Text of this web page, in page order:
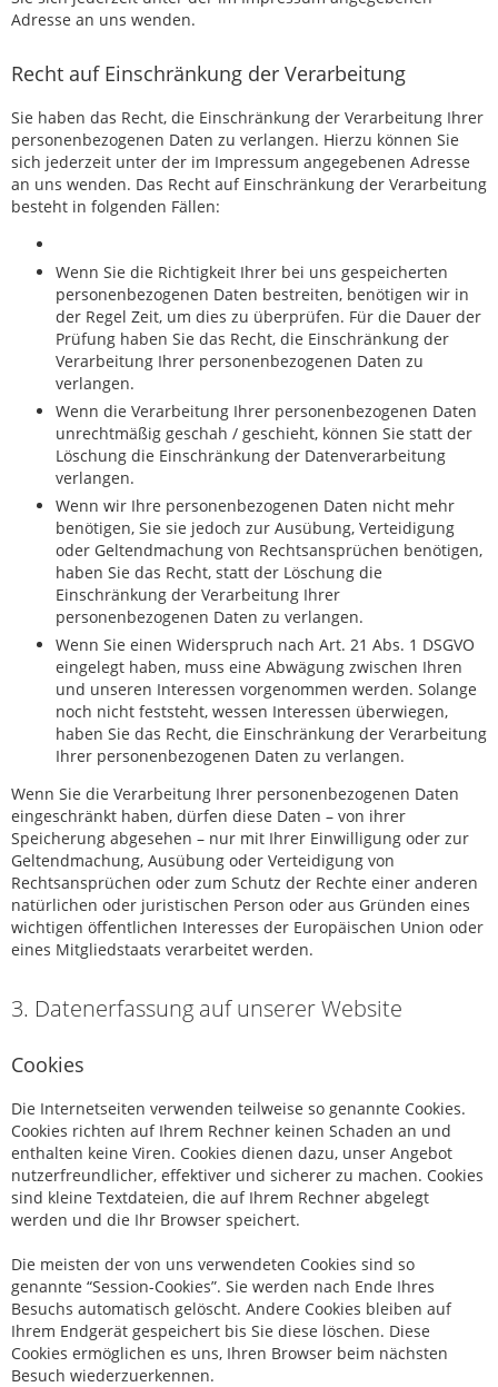
Adresse an uns wenden.
Recht auf Einschränkung der Verarbeitung
Sie haben das Recht, die Einschränkung der Verarbeitung Ihrer
personenbezogenen Daten zu verlangen. Hierzu können Sie
sich jederzeit unter der im Impressum angegebenen Adresse
an uns wenden. Das Recht auf Einschränkung der Verarbeitung
besteht in folgenden Fällen:
Wenn Sie die Richtigkeit Ihrer bei uns gespeicherten
personenbezogenen Daten bestreiten, benötigen wir in
der Regel Zeit, um dies zu überprüfen. Für die Dauer der
Prüfung haben Sie das Recht, die Einschränkung der
Verarbeitung Ihrer personenbezogenen Daten zu
verlangen.
Wenn die Verarbeitung Ihrer personenbezogenen Daten
unrechtmäßig geschah / geschieht, können Sie statt der
Löschung die Einschränkung der Datenverarbeitung
verlangen.
Wenn wir Ihre personenbezogenen Daten nicht mehr
benötigen, Sie sie jedoch zur Ausübung, Verteidigung
oder Geltendmachung von Rechtsansprüchen benötigen,
haben Sie das Recht, statt der Löschung die
Einschränkung der Verarbeitung Ihrer
personenbezogenen Daten zu verlangen.
Wenn Sie einen Widerspruch nach Art. 21 Abs. 1 DSGVO
eingelegt haben, muss eine Abwägung zwischen Ihren
und unseren Interessen vorgenommen werden. Solange
noch nicht feststeht, wessen Interessen überwiegen,
haben Sie das Recht, die Einschränkung der Verarbeitung
Ihrer personenbezogenen Daten zu verlangen.
Wenn Sie die Verarbeitung Ihrer personenbezogenen Daten
eingeschränkt haben, dürfen diese Daten – von ihrer
Speicherung abgesehen – nur mit Ihrer Einwilligung oder zur
Geltendmachung, Ausübung oder Verteidigung von
Rechtsansprüchen oder zum Schutz der Rechte einer anderen
natürlichen oder juristischen Person oder aus Gründen eines
wichtigen öffentlichen Interesses der Europäischen Union oder
eines Mitgliedstaats verarbeitet werden.
3. Datenerfassung auf unserer Website
Cookies
Die Internetseiten verwenden teilweise so genannte Cookies.
Cookies richten auf Ihrem Rechner keinen Schaden an und
enthalten keine Viren. Cookies dienen dazu, unser Angebot
nutzerfreundlicher, effektiver und sicherer zu machen. Cookies
sind kleine Textdateien, die auf Ihrem Rechner abgelegt
werden und die Ihr Browser speichert.
Die meisten der von uns verwendeten Cookies sind so
genannte “Session-Cookies”. Sie werden nach Ende Ihres
Besuchs automatisch gelöscht. Andere Cookies bleiben auf
Ihrem Endgerät gespeichert bis Sie diese löschen. Diese
Cookies ermöglichen es uns, Ihren Browser beim nächsten
Besuch wiederzuerkennen.